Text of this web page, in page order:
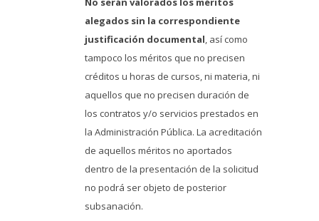
alegados sin la correspondiente
justificación documental, así como
tampoco los méritos que no precisen
créditos u horas de cursos, ni materia, ni
aquellos que no precisen duración de
los contratos y/o servicios prestados en
la Administración Pública. La acreditación
de aquellos méritos no aportados
dentro de la presentación de la solicitud
no podrá ser objeto de posterior
subsanación.